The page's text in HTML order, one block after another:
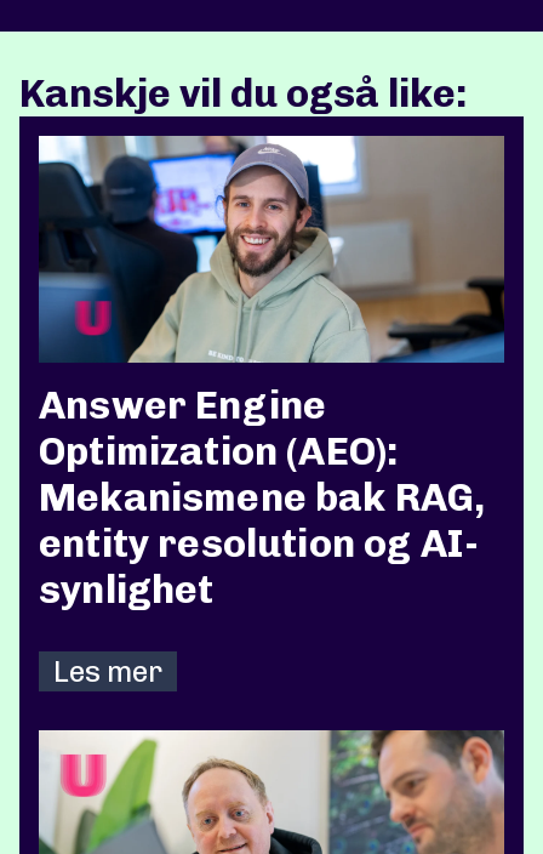
Kanskje vil du også like:
Answer Engine
Optimization (AEO):
Mekanismene bak RAG,
entity resolution og AI-
synlighet
Les mer